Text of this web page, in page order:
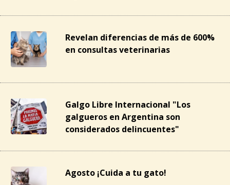
Revelan diferencias de más de 600%
en consultas veterinarias
Galgo Libre Internacional "Los
galgueros en Argentina son
considerados delincuentes"
Agosto ¡Cuida a tu gato!